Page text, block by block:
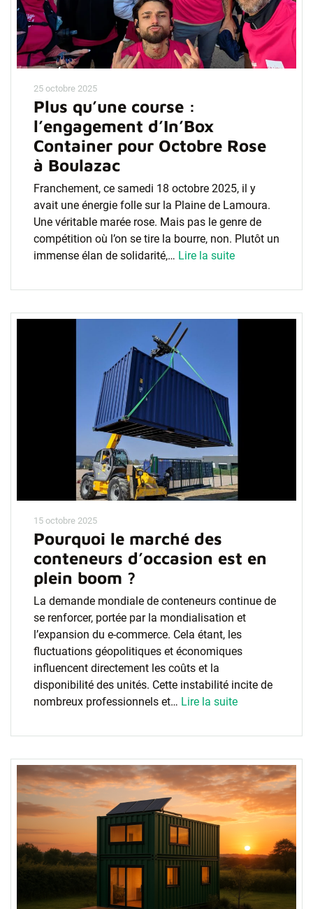
25 octobre 2025
Plus qu’une course :
l’engagement d’In’Box
Container pour Octobre Rose
à Boulazac
Franchement, ce samedi 18 octobre 2025, il y
avait une énergie folle sur la Plaine de Lamoura.
Une véritable marée rose. Mais pas le genre de
compétition où l’on se tire la bourre, non. Plutôt un
immense élan de solidarité,… Lire la suite
15 octobre 2025
Pourquoi le marché des
conteneurs d’occasion est en
plein boom ?
La demande mondiale de conteneurs continue de
se renforcer, portée par la mondialisation et
l’expansion du e-commerce. Cela étant, les
fluctuations géopolitiques et économiques
influencent directement les coûts et la
disponibilité des unités. Cette instabilité incite de
nombreux professionnels et… Lire la suite